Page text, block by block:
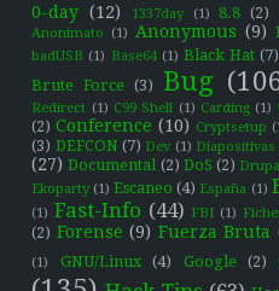
0-day (12) 1337day (1) 8.8 (2)
Anonimato (1) Anonymous (9)
badUSB (1) Base64 (1) Black Hat (7)
Brute Force (3) Bug
Redirect (1) C99 Shell (1) Carding (1)
(2) Conference (10) Cryptsetup
(3) DEFCON (7) Dev (1) Diapositivas
(27) Documental (2) DoS (2)
Ekoparty (1) Escaneo (4) España (1)
(1) Fast-Info (44) FBI (1)
(2) Forense (9) Fuerza Bruta
(1)
GNU/Linux (4) Google (2)